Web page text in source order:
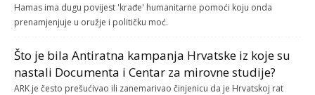
Hamas ima dugu povijest 'krađe' humanitarne pomoći koju onda
prenamjenjuje u oružje i političku moć.
Što je bila Antiratna kampanja Hrvatske iz koje su
nastali Documenta i Centar za mirovne studije?
ARK je često prešućivao ili zanemarivao činjenicu da je Hrvatskoj rat